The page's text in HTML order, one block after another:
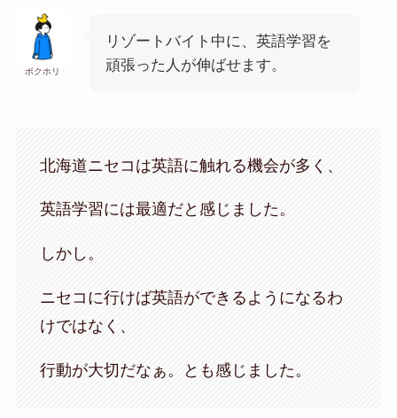
ボクホリ
リゾートバイト中に、英語学習を
頑張った人が伸ばせます。
北海道ニセコは英語に触れる機会が多く、
英語学習には最適だと感じました。
しかし。
ニセコに行けば英語ができるようになるわ
けではなく、
行動が大切だなぁ。とも感じました。